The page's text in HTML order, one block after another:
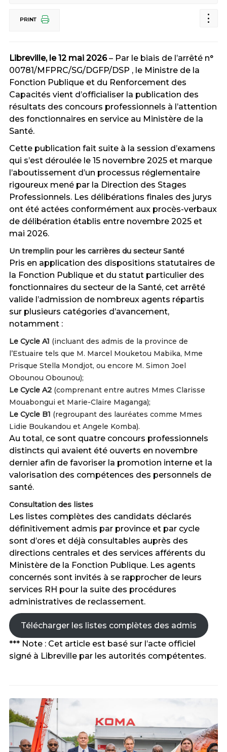
PRINT
Libreville, le 12 mai 2026– Par le biais de l’arrêté n°
00781/MFPRC/SG/DGFP/DSP , le Ministre de la
Fonction Publique et du Renforcement des
Capacités vient d’officialiser la publication des
résultats des concours professionnels à l’attention
des fonctionnaires en service au Ministère de la
Santé.
Cette publication fait suite à la session d’examens
qui s’est déroulée le 15 novembre 2025 et marque
l’aboutissement d’un processus réglementaire
rigoureux mené par la Direction des Stages
Professionnels. Les délibérations finales des jurys
ont été actées conformément aux procès-verbaux
de délibération établis entre novembre 2025 et
mai 2026.
Un tremplin pour les carrières du secteur Santé
Pris en application des dispositions statutaires de
la Fonction Publique et du statut particulier des
fonctionnaires du secteur de la Santé, cet arrêté
valide l’admission de nombreux agents répartis
sur plusieurs catégories d’avancement,
notamment :
Le Cycle A1 (incluant des admis de la province de
l’Estuaire tels que M. Marcel Mouketou Mabika, Mme
Prisque Stella Mondjot, ou encore M. Simon Joel
Obounou Obounou);
Le Cycle A2(comprenant entre autres Mmes Clarisse
Mouabongui et Marie-Claire Maganga);
Le Cycle B1 (regroupant des lauréates comme Mmes
Lidie Boukandou et Angele Komba).
Au total, ce sont quatre concours professionnels
distincts qui avaient été ouverts en novembre
dernier afin de favoriser la promotion interne et la
valorisation des compétences des personnels de
santé.
Consultation des listes
Les listes complètes des candidats déclarés
définitivement admis par province et par cycle
sont d’ores et déjà consultables auprès des
directions centrales et des services afférents du
Ministère de la Fonction Publique. Les agents
concernés sont invités à se rapprocher de leurs
services RH pour la suite des procédures
administratives de reclassement.
Télécharger les listes complètes des admis
*** Note : Cet article est basé sur l’acte officiel
signé à Libreville par les autorités compétentes.